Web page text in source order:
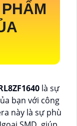
là sự
bạn với công
này là sự phù